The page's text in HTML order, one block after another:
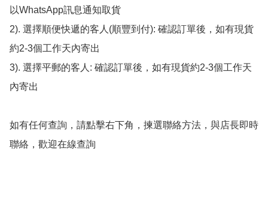
以WhatsApp訊息通知取貨
2). 選擇順便快遞的客人(順豐到付): 確認訂單後，如有現貨
約2-3個工作天內寄出
3). 選擇平郵的客人: 確認訂單後，如有現貨約2-3個工作天
內寄出
如有任何查詢，請點擊右下角，揀選聯絡方法，與店長即時
聯絡，歡迎在線查詢